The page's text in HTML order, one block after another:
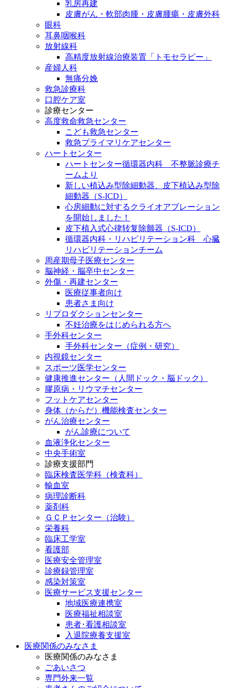
乳房再建
皮膚がん・軟部肉腫・皮膚腫瘍・皮膚外科
眼科
耳鼻咽喉科
放射線科
高精度放射線治療装置「トモセラピー」
産婦人科
無痛分娩
救急診療科
口腔ケア室
診療センター
高度救命救急センター
こども救急センター
救急プライマリケアセンター
ハートセンター
ハートセンター循環器内科 不整脈診療チ
ームより
新しい植込み型除細動器、皮下植込み型除
細動器（S-ICD）
心房細動に対するクライオアブレーション
を開始しました！
皮下植入式心律转复除颤器（S-ICD）
循環器内科・リハビリテーション科 心臓
リハビリテーションチーム
周産期母子医療センター
脳神経・脳卒中センター
外傷・再建センター
医療従事者向け
患者さま向け
リプロダクションセンター
不妊治療をはじめられる方へ
手外科センター
手外科センター（症例・研究）
内視鏡センター
スポーツ医学センター
健康推進センター（人間ドック・脳ドック）
膠原病・リウマチセンター
フットケアセンター
身体（からだ）機能検査センター
がん治療センター
がん診療について
血液浄化センター
中央手術室
診療支援部門
臨床検査医学科（検査科）
輸血室
病理診断科
薬剤科
ＧＣＰセンター（治験）
栄養科
臨床工学室
看護部
医療安全管理室
診療録管理室
感染対策室
医療サービス支援センター
地域医療連携室
医療福祉相談室
患者･看護相談室
入退院療養支援室
医療関係のみなさま
医療関係のみなさま
ごあいさつ
専門外来一覧